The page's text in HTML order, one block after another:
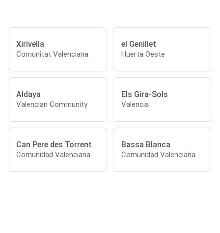
Xirivella
Comunitat Valenciana
el Genillet
Huerta Oeste
Aldaya
Valencian Community
Els Gira-Sols
Valencia
Can Pere des Torrent
Comunidad Valenciana
Bassa Blanca
Comunidad Valenciana